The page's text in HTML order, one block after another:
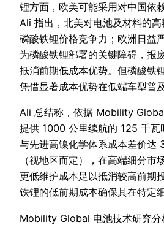
锂方面，欧美可能采用对中国依
Ali 指出，北美对电池及材料的
磷酸铁锂价格竞争力；欧洲日益
为磷酸铁锂部署的关键障碍，报
抵消前期低成本优势。但磷酸铁
凭借显著成本优势在低端车型普及
Ali 总结称，依据 Mobility
提供 1000 公里续航的 125 千瓦
与先进高镍化学体系成本差价
（视地区而定），在高端细分市
更低维护成本足以抵消较高前期
铁锂的低前期成本确保其在特定
Mobility Global 电池技术研究